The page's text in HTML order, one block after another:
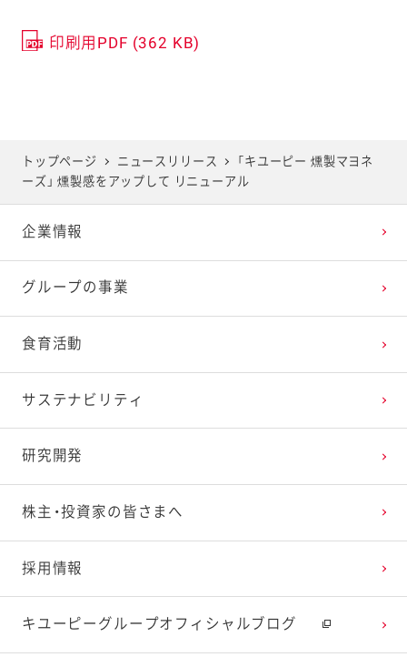
印刷用PDF (362 KB)
トップページ ニュースリリース
「キユーピー 燻製マヨネ
ーズ」 燻製感をアップして リニューアル
企業情報
グループの事業
食育活動
サステナビリティ
研究開発
株主・投資家の皆さまへ
採用情報
キユーピーグループオフィシャルブログ